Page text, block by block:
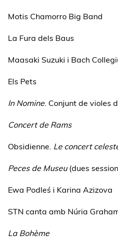
Motis Chamorro Big Band
La Fura dels Baus
Maasaki Suzuki i Bach
Els Pets
In Nomine. Conjunt de violes
Concert de Rams
Obsidienne. Le concert
Peces de Museu(dues
Ewa Podleś i Karina Azizova
STN canta amb Núria
La Bohème